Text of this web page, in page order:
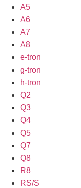
A5
A6
A7
A8
e-tron
g-tron
h-tron
Q2
Q3
Q4
Q5
Q7
Q8
R8
RS/S